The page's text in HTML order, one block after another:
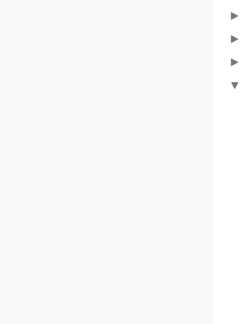
►
►
►
▼